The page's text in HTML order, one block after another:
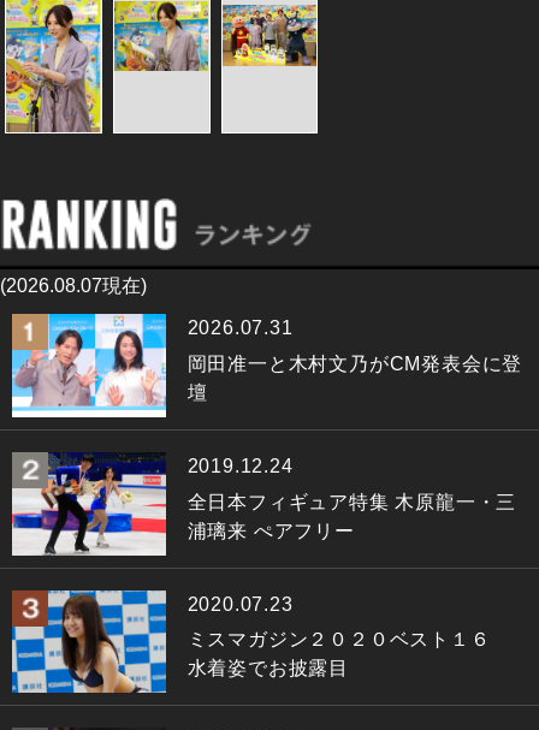
(2026.08.07現在)
2026.07.31
岡田准一と木村文乃がCM発表会に登
壇
2019.12.24
全日本フィギュア特集 木原龍一・三
浦璃来 ぺアフリー
2020.07.23
ミスマガジン２０２０ベスト１６
水着姿でお披露目